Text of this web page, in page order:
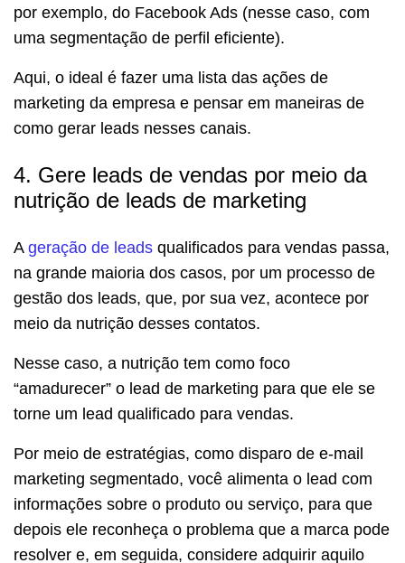
por exemplo, do Facebook Ads (nesse caso, com
uma segmentação de perfil eficiente).
Aqui, o ideal é fazer uma lista das ações de
marketing da empresa e pensar em maneiras de
como gerar leads nesses canais.
4. Gere leads de vendas por meio da
nutrição de leads de marketing
A geração de leads qualificados para vendas passa,
na grande maioria dos casos, por um processo de
gestão dos leads, que, por sua vez, acontece por
meio da nutrição desses contatos.
Nesse caso, a nutrição tem como foco
“amadurecer” o lead de marketing para que ele se
torne um lead qualificado para vendas.
Por meio de estratégias, como disparo de e-mail
marketing segmentado, você alimenta o lead com
informações sobre o produto ou serviço, para que
depois ele reconheça o problema que a marca pode
resolver e, em seguida, considere adquirir aquilo